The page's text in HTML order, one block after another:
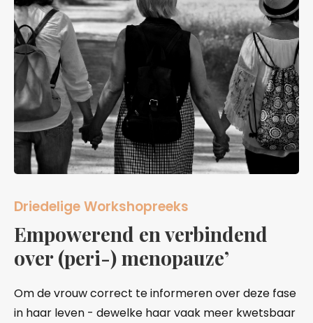
Driedelige Workshopreeks
Empowerend en verbindend
over (peri-) menopauze’
Om de vrouw correct te informeren over deze fase
in haar leven - dewelke haar vaak meer kwetsbaar